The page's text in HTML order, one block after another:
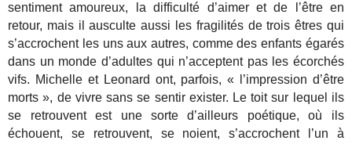
sentiment amoureux, la difficulté d’aimer et de l’être en
retour, mais il ausculte aussi les fragilités de trois êtres qui
s’accrochent les uns aux autres, comme des enfants égarés
dans un monde d’adultes qui n’acceptent pas les écorchés
vifs. Michelle et Leonard ont, parfois, « l’impression d’être
morts », de vivre sans se sentir exister. Le toit sur lequel ils
se retrouvent est une sorte d’ailleurs poétique, où ils
échouent, se retrouvent, se noient, s’accrochent l’un à